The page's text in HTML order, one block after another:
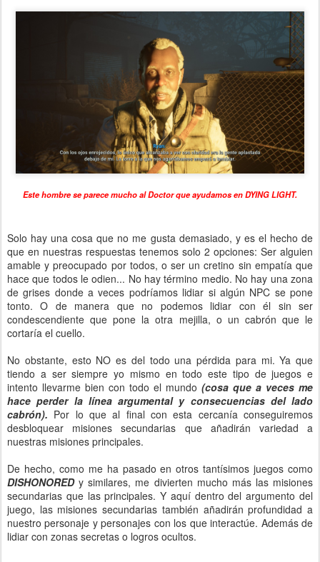
Este hombre se parece mucho al Doctor que ayudamos en DYING LIGHT.
Solo hay una cosa que no me gusta demasiado, y es el hecho de
que en nuestras respuestas tenemos solo 2 opciones: Ser alguien
amable y preocupado por todos, o ser un cretino sin empatía que
hace que todos le odien... No hay término medio. No hay una zona
de grises donde a veces podríamos lidiar si algún NPC se pone
tonto. O de manera que no podemos lidiar con él sin ser
condescendiente que pone la otra mejilla, o un cabrón que le
cortaría el cuello.
No obstante, esto NO es del todo una pérdida para mi. Ya que
tiendo a ser siempre yo mismo en todo este tipo de juegos e
intento llevarme bien con todo el mundo (cosa que a veces me
hace perder la línea argumental y consecuencias del lado
cabrón). Por lo que al final con esta cercanía conseguiremos
desbloquear misiones secundarias que añadirán variedad a
nuestras misiones principales.
De hecho, como me ha pasado en otros tantísimos juegos como
DISHONOREDy similares, me divierten mucho más las misiones
secundarias que las principales. Y aquí dentro del argumento del
juego, las misiones secundarias también añadirán profundidad a
nuestro personaje y personajes con los que interactúe. Además de
lidiar con zonas secretas o logros ocultos.